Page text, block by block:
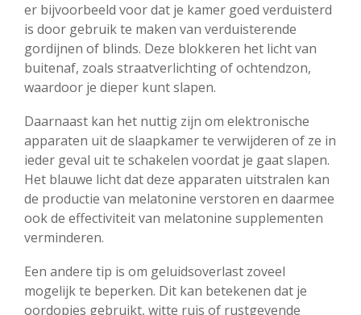
er bijvoorbeeld voor dat je kamer goed verduisterd
is door gebruik te maken van verduisterende
gordijnen of blinds. Deze blokkeren het licht van
buitenaf, zoals straatverlichting of ochtendzon,
waardoor je dieper kunt slapen.
Daarnaast kan het nuttig zijn om elektronische
apparaten uit de slaapkamer te verwijderen of ze in
ieder geval uit te schakelen voordat je gaat slapen.
Het blauwe licht dat deze apparaten uitstralen kan
de productie van melatonine verstoren en daarmee
ook de effectiviteit van melatonine supplementen
verminderen.
Een andere tip is om geluidsoverlast zoveel
mogelijk te beperken. Dit kan betekenen dat je
oordopjes gebruikt, witte ruis of rustgevende